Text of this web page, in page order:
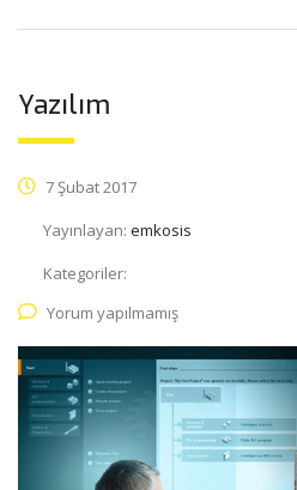
Yazılım
7 Şubat 2017
Yayınlayan: emkosis
Kategoriler:
Yorum yapılmamış